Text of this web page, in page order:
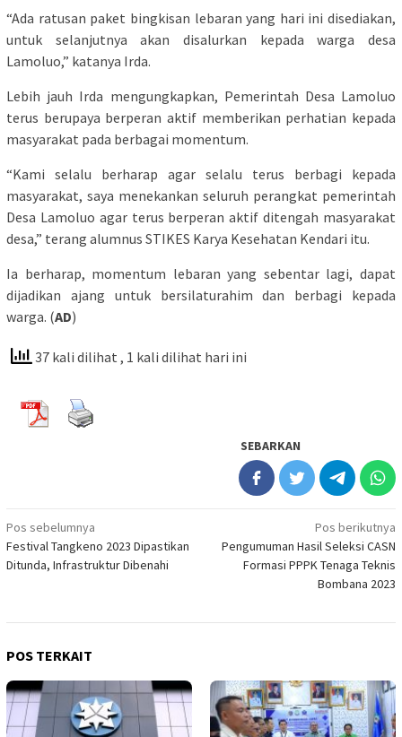
“Ada ratusan paket bingkisan lebaran yang hari ini disediakan,
untuk selanjutnya akan disalurkan kepada warga desa
Lamoluo,” katanya Irda.
Lebih jauh Irda mengungkapkan, Pemerintah Desa Lamoluo
terus berupaya berperan aktif memberikan perhatian kepada
masyarakat pada berbagai momentum.
“Kami selalu berharap agar selalu terus berbagi kepada
masyarakat, saya menekankan seluruh perangkat pemerintah
Desa Lamoluo agar terus berperan aktif ditengah masyarakat
desa,” terang alumnus STIKES Karya Kesehatan Kendari itu.
Ia berharap, momentum lebaran yang sebentar lagi, dapat
dijadikan ajang untuk bersilaturahim dan berbagi kepada
warga. (AD)
37 kali dilihat , 1 kali dilihat hari ini
SEBARKAN
Navigasi
pos
Pos sebelumnya
Festival Tangkeno 2023 Dipastikan
Ditunda, Infrastruktur Dibenahi
Pos berikutnya
Pengumuman Hasil Seleksi CASN
Formasi PPPK Tenaga Teknis
Bombana 2023
POS TERKAIT